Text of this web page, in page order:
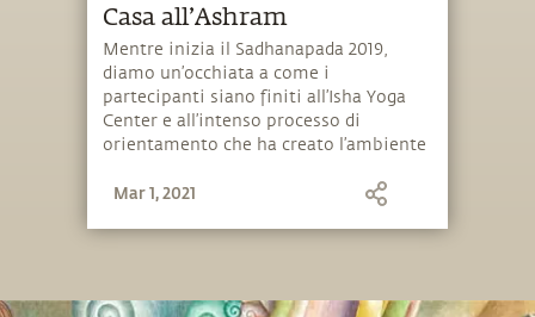
Casa all’Ashram
Mentre inizia il Sadhanapada 2019,
diamo un’occhiata a come i
partecipanti siano finiti all’Isha Yoga
Center e all’intenso processo di
orientamento che ha creato l’ambiente
Mar 1, 2021